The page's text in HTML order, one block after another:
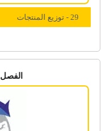
29 - توزیع المنتجات
الفصل8- التصدیر والاستیراد